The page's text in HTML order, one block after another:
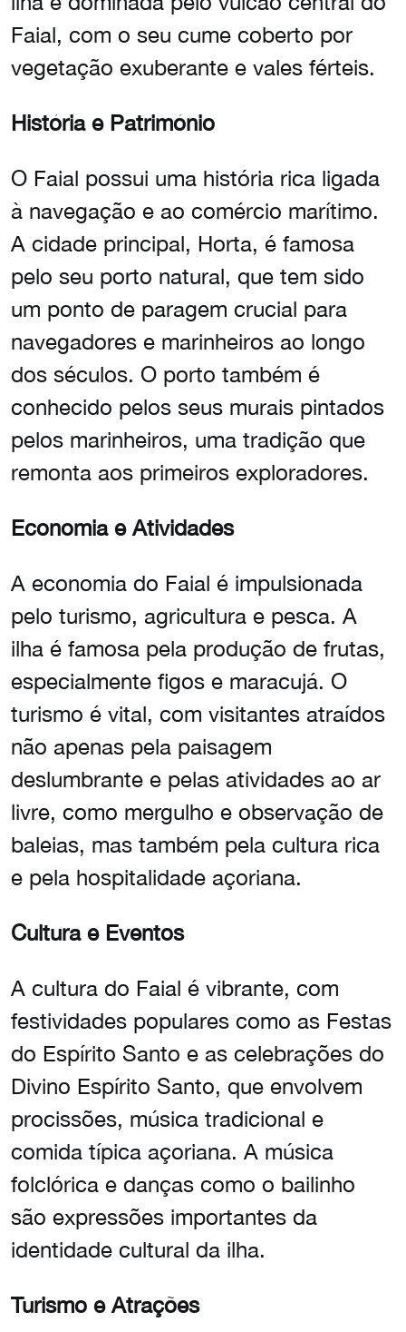
Faial, com o seu cume coberto por
vegetação exuberante e vales férteis.
História e Património
O Faial possui uma história rica ligada
à navegação e ao comércio marítimo.
A cidade principal, Horta, é famosa
pelo seu porto natural, que tem sido
um ponto de paragem crucial para
navegadores e marinheiros ao longo
dos séculos. O porto também é
conhecido pelos seus murais pintados
pelos marinheiros, uma tradição que
remonta aos primeiros exploradores.
Economia e Atividades
A economia do Faial é impulsionada
pelo turismo, agricultura e pesca. A
ilha é famosa pela produção de frutas,
especialmente figos e maracujá. O
turismo é vital, com visitantes atraídos
não apenas pela paisagem
deslumbrante e pelas atividades ao ar
livre, como mergulho e observação de
baleias, mas também pela cultura rica
e pela hospitalidade açoriana.
Cultura e Eventos
A cultura do Faial é vibrante, com
festividades populares como as Festas
do Espírito Santo e as celebrações do
Divino Espírito Santo, que envolvem
procissões, música tradicional e
comida típica açoriana. A música
folclórica e danças como o bailinho
são expressões importantes da
identidade cultural da ilha.
Turismo e Atrações